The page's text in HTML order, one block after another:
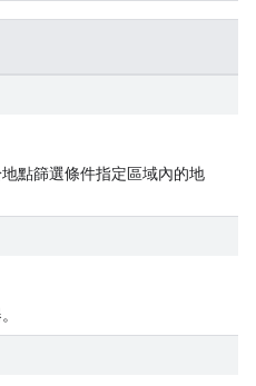
點篩選條件指定區域內的地